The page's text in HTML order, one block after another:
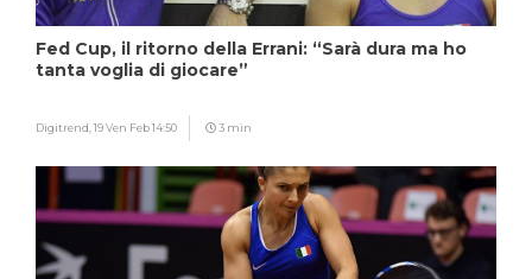
Fed Cup, il ritorno della Errani: “Sarà dura ma ho
tanta voglia di giocare”
Digitrend,19 Ven Feb 14:50 3 min